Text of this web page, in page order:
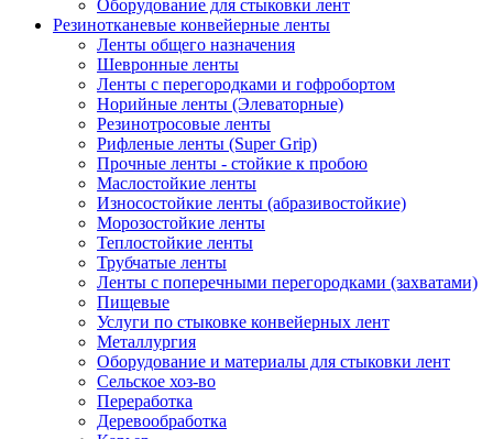
Оборудование для стыковки лент
Резинотканевые конвейерные ленты
Ленты общего назначения
Шевронные ленты
Ленты с перегородками и гофробортом
Норийные ленты (Элеваторные)
Резинотросовые ленты
Рифленые ленты (Super Grip)
Прочные ленты - стойкие к пробою
Маслостойкие ленты
Износостойкие ленты (абразивостойкие)
Морозостойкие ленты
Теплостойкие ленты
Трубчатые ленты
Ленты с поперечными перегородками (захватами)
Пищевые
Услуги по стыковке конвейерных лент
Металлургия
Оборудование и материалы для стыковки лент
Сельское хоз-во
Переработка
Деревообработка